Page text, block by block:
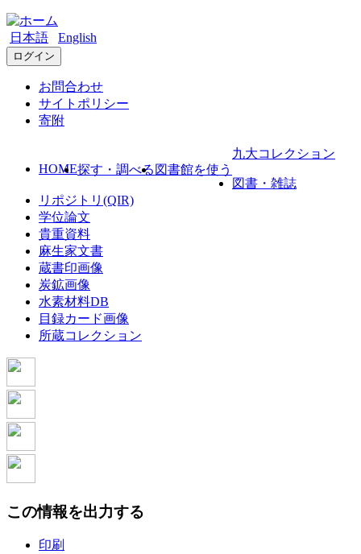
日本語 English
ログイン
お問合わせ
サイトポリシー
寄附
HOME探す・調べる 図書館を使う
九大コレクション
図書・雑誌
リポジトリ(QIR)
学位論文
貴重資料
麻生家文書
蔵書印画像
炭鉱画像
水素材料DB
目録カード画像
所蔵コレクション
この情報を出力する
印刷